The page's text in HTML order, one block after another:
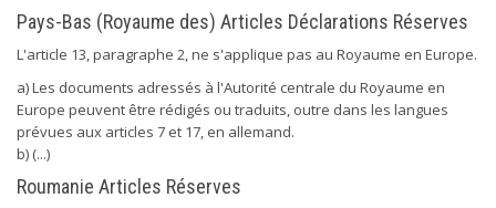
Pays-Bas (Royaume des) Articles Déclarations Réserves
L'article 13, paragraphe 2, ne s'applique pas au Royaume en Europe.
a) Les documents adressés à l'Autorité centrale du Royaume en
Europe peuvent être rédigés ou traduits, outre dans les langues
prévues aux articles 7 et 17, en allemand.
b) (...)
Roumanie Articles Réserves